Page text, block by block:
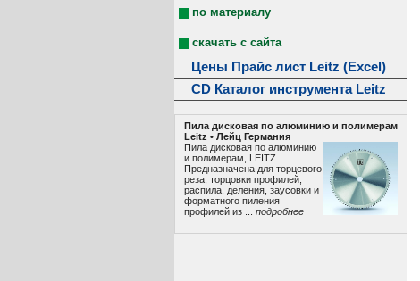
по материалу
скачать с сайта
Цены Прайс лист Leitz (Excel)
CD Каталог инструмента Leitz
Пила дисковая по алюминию и полимерам
Leitz • Лeйц Германия
Пила дисковая по алюминию
и полимерам, LEITZ
Предназначена для торцевого
реза, торцовки профилей,
распила, деления, заусовки и
форматного пиления
профилей из ... подробнее